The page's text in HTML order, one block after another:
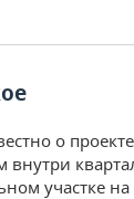
о
участке